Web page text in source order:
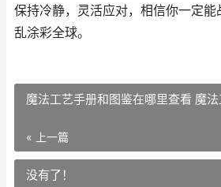
保持冷静，灵活应对，相信你一定能
乱涂彩全球。
魔法工艺手册和图鉴在哪里查看 魔
« 上一篇
没有了！